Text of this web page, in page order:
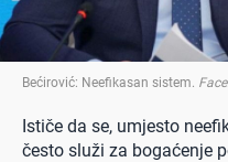
Bećirović: Neefikasan sistem.
Ističe da se, umjesto
često služi za bogaćenje